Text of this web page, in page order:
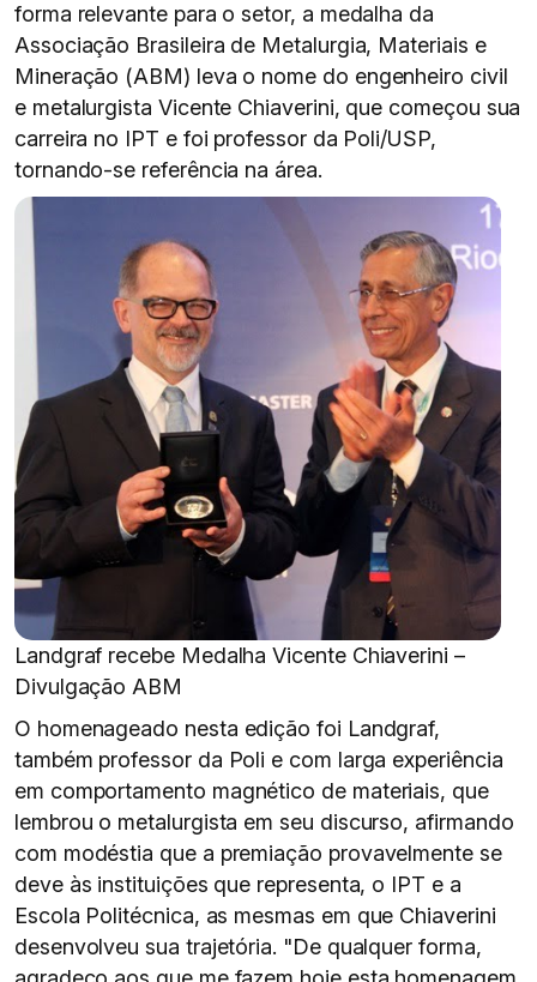
forma relevante para o setor, a medalha da
Associação Brasileira de Metalurgia, Materiais e
Mineração (ABM) leva o nome do engenheiro civil
e metalurgista Vicente Chiaverini, que começou sua
carreira no IPT e foi professor da Poli/USP,
tornando-se referência na área.
Landgraf recebe Medalha Vicente Chiaverini –
Divulgação ABM
O homenageado nesta edição foi Landgraf,
também professor da Poli e com larga experiência
em comportamento magnético de materiais, que
lembrou o metalurgista em seu discurso, afirmando
com modéstia que a premiação provavelmente se
deve às instituições que representa, o IPT e a
Escola Politécnica, as mesmas em que Chiaverini
desenvolveu sua trajetória. "De qualquer forma,